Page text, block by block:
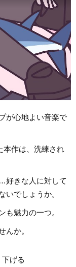
が心地よい音楽で
本作は、洗練され
好きな人に対して
いでしょうか。
も魅力の一つ。
んか。
下げる